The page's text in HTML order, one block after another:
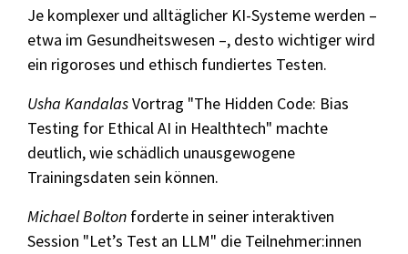
Je komplexer und alltäglicher KI-Systeme werden –
etwa im Gesundheitswesen –, desto wichtiger wird
ein rigoroses und ethisch fundiertes Testen.
Usha KandalasVortrag "The Hidden Code: Bias
Testing for Ethical AI in Healthtech" machte
deutlich, wie schädlich unausgewogene
Trainingsdaten sein können.
Michael Bolton forderte in seiner interaktiven
Session "Let’s Test an LLM" die Teilnehmer:innen